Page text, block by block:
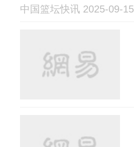
中国篮坛快讯 2025-09-15